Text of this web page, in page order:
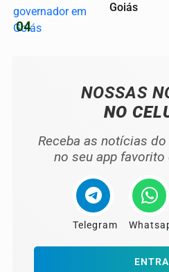
04
Goiás
NOSSAS
NO
Receba as notícias
no seu app favorito
Telegram